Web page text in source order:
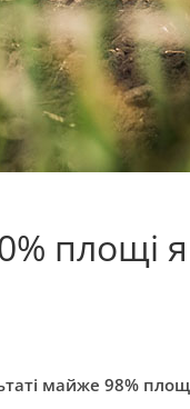
площі
майже 98%